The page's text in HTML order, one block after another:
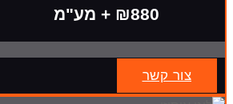
₪880 + מע"מ
צור קשר